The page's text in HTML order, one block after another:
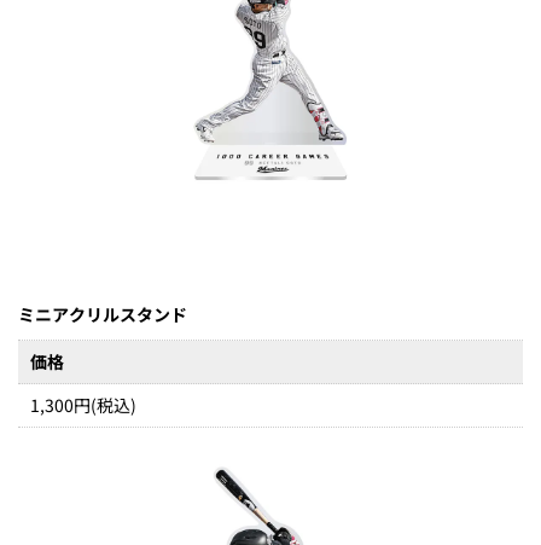
ミニアクリルスタンド
価格
1,300円(税込)